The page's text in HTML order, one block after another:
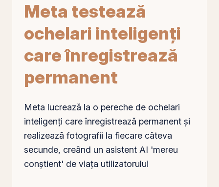
Meta testează
ochelari inteligenţi
care înregistrează
permanent
Meta lucrează la o pereche de ochelari
inteligenţi care înregistrează permanent şi
realizează fotografii la fiecare câteva
secunde, creând un asistent AI 'mereu
conştient' de viaţa utilizatorului